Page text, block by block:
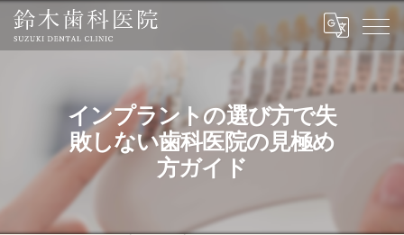
インプラントの選び方で失
敗しない歯科医院の見極め
方ガイド